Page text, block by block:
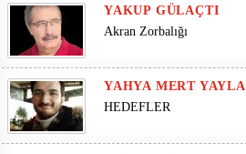
YAKUP GÜLAÇTI
Akran Zorbalığı
YAHYA MERT YAYLA
HEDEFLER